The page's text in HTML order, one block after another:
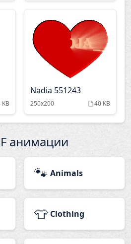
KB
Nadia 551243
250x200 40 KB
анимации
🐾 Animals
👕 Clothing